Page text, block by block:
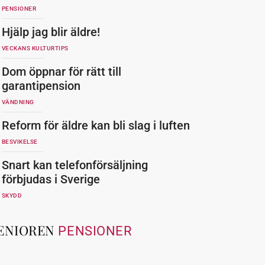
PENSIONER
Hjälp jag blir äldre!
VECKANS KULTURTIPS
Dom öppnar för rätt till
garantipension
VÄNDNING
Reform för äldre kan bli slag i luften
BESVIKELSE
Snart kan telefonförsäljning
förbjudas i Sverige
SKYDD
PENSIONER